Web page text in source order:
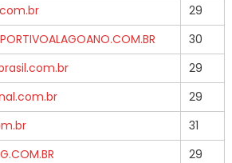
29
30
29
29
31
29